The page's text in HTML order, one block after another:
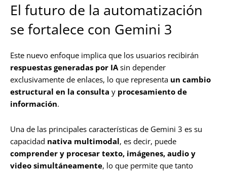
El futuro de la automatización
se fortalece con Gemini 3
Este nuevo enfoque implica que los usuarios recibirán
respuestas generadas por IAsin depender
exclusivamente de enlaces, lo que representa un cambio
estructural en la consulta y procesamiento de
información.
Una de las principales características de Gemini 3 es su
capacidad nativa multimodal, es decir, puede
comprender y procesar texto, imágenes, audio y
video simultáneamente, lo que permite que tanto